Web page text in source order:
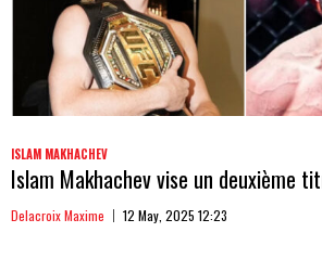
ISLAM MAKHACHEV
Islam Makhachev vise un deuxième
Delacroix Maxime 12 May, 2025 12:23